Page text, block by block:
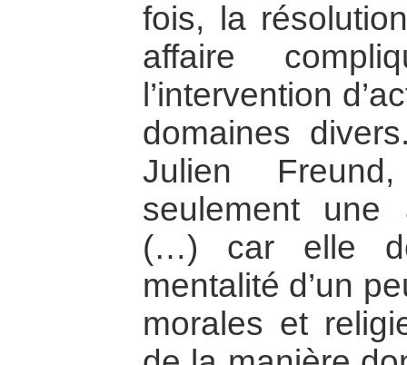
fois, la
affaire
l’intervention
domaines
Julien
seulement une
(…) car elle
mentalité d’un
morales et